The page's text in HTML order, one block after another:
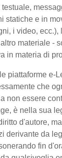
statiche e in
i video, ecc.),
materiale -
in materia di
piattaforme e-
che
non essere
è nella sua
d'autore,
derivante da
fin